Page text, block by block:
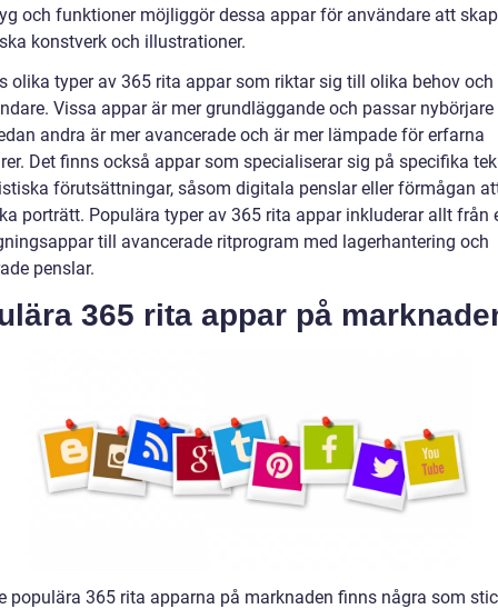
och funktioner möjliggör dessa appar för användare att
konstverk och illustrationer.
olika typer av 365 rita appar som riktar sig till olika behov och
Vissa appar är mer grundläggande och passar nybörjare
andra är mer avancerade och är mer lämpade för erfarna
Det finns också appar som specialiserar sig på specifika
förutsättningar, såsom digitala penslar eller förmågan
porträtt. Populära typer av 365 rita appar inkluderar allt från
till avancerade ritprogram med lagerhantering och
penslar.
365 rita appar på
populära 365 rita apparna på marknaden finns några som